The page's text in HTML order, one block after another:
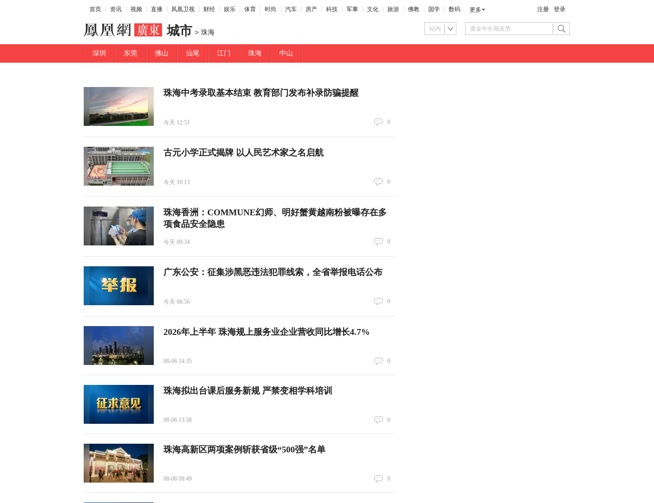
首页 资讯 视频 直播 凤凰卫视 财经 娱乐 体育 时尚 汽车 房产 科技 军事 文化 旅游 佛教 国学 数码 更多 注册 登录
城市 > 珠海 站内
深圳 东莞 佛山 汕尾 江门 珠海 中山
珠海中考录取基本结束 教育部门发布补录防骗提醒
今天 12:51 0
古元小学正式揭牌 以人民艺术家之名启航
今天 10:13 0
珠海香洲：COMMUNE幻师、明好蟹黄越南粉被曝存在多
项食品安全隐患
今天 09:34 0
广东公安：征集涉黑恶违法犯罪线索，全省举报电话公布
今天 08:56 0
2026年上半年 珠海规上服务业企业营收同比增长4.7%
08-06 14:35 0
珠海拟出台课后服务新规 严禁变相学科培训
08-06 13:58 0
珠海高新区两项案例斩获省级“500强”名单
08-06 09:49 0